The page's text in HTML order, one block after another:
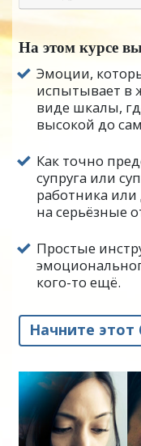
эмоций на
человека,
не знают,
видят кого-то
постоянно
заразить
относительно
плана, но эти
и они не знают,
До сих пор не
способа
людей иногда
протяжении
Однако Л. Рон
самом деле
На этом курсе
Эмоции,
испытывает в
виде шкалы,
высокой до
Как точно
супруга или
работника
на серьёзные
Простые
кого-то ещё.
Начните этот